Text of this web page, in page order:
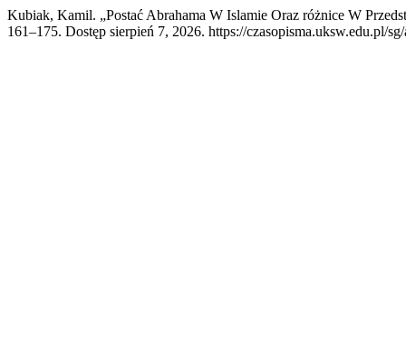
Kubiak, Kamil. „Postać Abrahama W Islamie Oraz różnice W
161–175. Dostęp sierpień 7, 2026. https://czasopisma.uksw.edu.pl/